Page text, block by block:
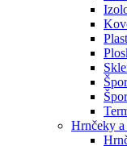
Hrnčeky